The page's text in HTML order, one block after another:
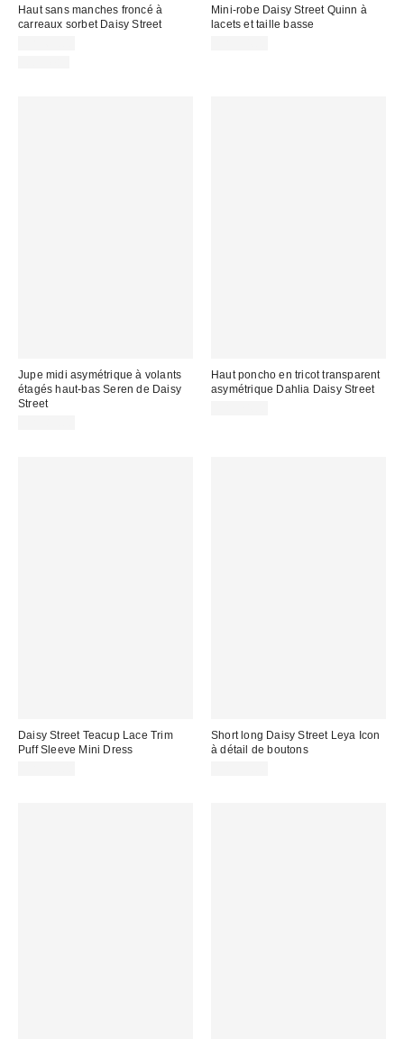
Haut sans manches froncé à
carreaux sorbet Daisy Street
Mini-robe Daisy Street Quinn à
lacets et taille basse
Jupe midi asymétrique à volants
étagés haut-bas Seren de Daisy
Street
Haut poncho en tricot transparent
asymétrique Dahlia Daisy Street
Daisy Street Teacup Lace Trim
Puff Sleeve Mini Dress
Short long Daisy Street Leya Icon
à détail de boutons